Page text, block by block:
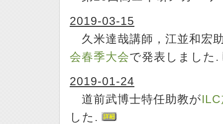
2019-03-15
久米達哉講師，江並和宏
会春季大会で発表しました.
2019-01-24
道前武博士特任助教が
した.